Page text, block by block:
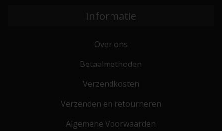
Informatie
Over ons
Betaalmethoden
Verzendkosten
Verzenden en retourneren
Algemene Voorwaarden